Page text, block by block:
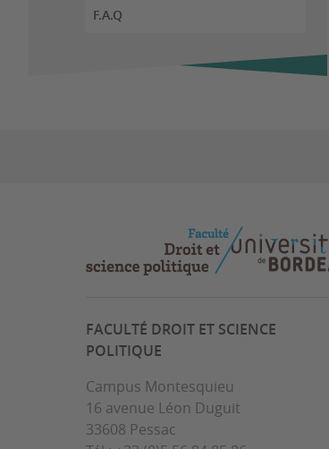
F.A.Q
FACULTÉ DROIT ET SCIENCE
POLITIQUE
Campus Montesquieu
16 avenue Léon Duguit
33608 Pessac